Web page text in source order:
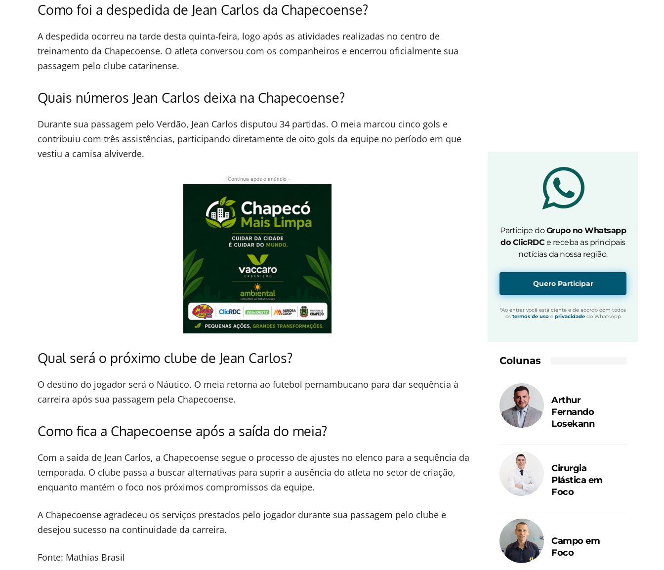
Como foi a despedida de Jean Carlos da Chapecoense?
A despedida ocorreu na tarde desta quinta-feira, logo após as atividades realizadas no centro de
treinamento da Chapecoense. O atleta conversou com os companheiros e encerrou oficialmente sua
passagem pelo clube catarinense.
Quais números Jean Carlos deixa na Chapecoense?
Durante sua passagem pelo Verdão, Jean Carlos disputou 34 partidas. O meia marcou cinco gols e
contribuiu com três assistências, participando diretamente de oito gols da equipe no período em que
vestiu a camisa alviverde.
- Continua após o anúncio -
Qual será o próximo clube de Jean Carlos?
O destino do jogador será o Náutico. O meia retorna ao futebol pernambucano para dar sequência à
carreira após sua passagem pela Chapecoense.
Como fica a Chapecoense após a saída do meia?
Com a saída de Jean Carlos, a Chapecoense segue o processo de ajustes no elenco para a sequência da
temporada. O clube passa a buscar alternativas para suprir a ausência do atleta no setor de criação,
enquanto mantém o foco nos próximos compromissos da equipe.
A Chapecoense agradeceu os serviços prestados pelo jogador durante sua passagem pelo clube e
desejou sucesso na continuidade da carreira.
Fonte: Mathias Brasil
Participe doGrupo no Whatsapp
do ClicRDC e receba as principais
notícias da nossa região.
Quero Participar
*Ao entrar você está ciente e de acordo com todos
os termos de usoe privacidadedo WhatsApp
Colunas
Arthur
Fernando
Losekann
Cirurgia
Plástica em
Foco
Campo em
Foco